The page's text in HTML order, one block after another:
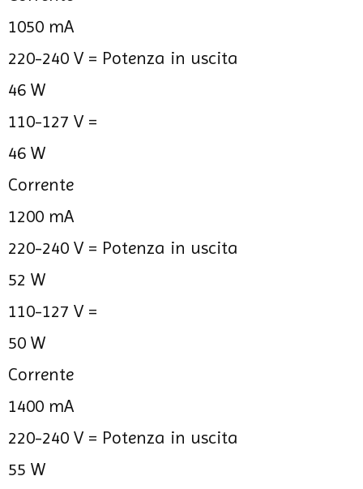
1050 mA
220-240 V = Potenza in uscita
46 W
110-127 V =
46 W
Corrente
1200 mA
220-240 V = Potenza in uscita
52 W
110-127 V =
50 W
Corrente
1400 mA
220-240 V = Potenza in uscita
55 W